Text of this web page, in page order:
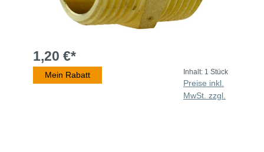
1,20 €*
Mein Rabatt Inhalt: 1 Stück
Preise inkl.
MwSt. zzgl.